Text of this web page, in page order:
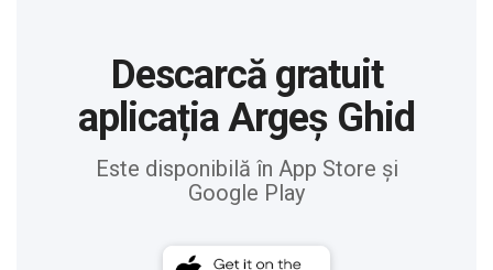
Descarcă gratuit
aplicația Argeș Ghid
Este disponibilă în App Store și
Google Play